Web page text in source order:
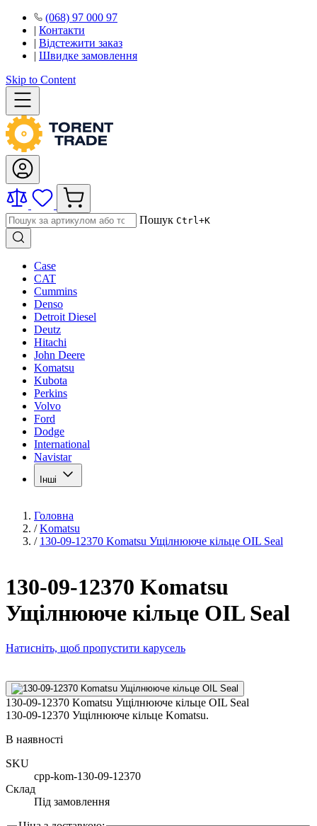
(068) 97 000 97
| Контакти
| Відстежити заказ
| Швидке замовлення
Skip to Content
Пошук Ctrl+K
Case
CAT
Cummins
Denso
Detroit Diesel
Deutz
Hitachi
John Deere
Komatsu
Kubota
Perkins
Volvo
Ford
Dodge
International
Navistar
Інші
Головна
/ Komatsu
/ 130-09-12370 Komatsu Ущілнююче кільце OIL Seal
130-09-12370 Komatsu
Ущілнююче кільце OIL Seal
Натисніть, щоб пропустити карусель
130-09-12370 Komatsu Ущілнююче кільце OIL Seal
130-09-12370 Ущілнююче кільце Komatsu.
В наявності
SKU
cpp-kom-130-09-12370
Склад
Під замовлення